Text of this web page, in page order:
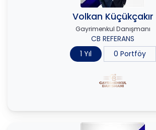
Volkan Küçükçakır
Gayrimenkul Danışmanı
CB REFERANS
1 Yıl
0 Portföy